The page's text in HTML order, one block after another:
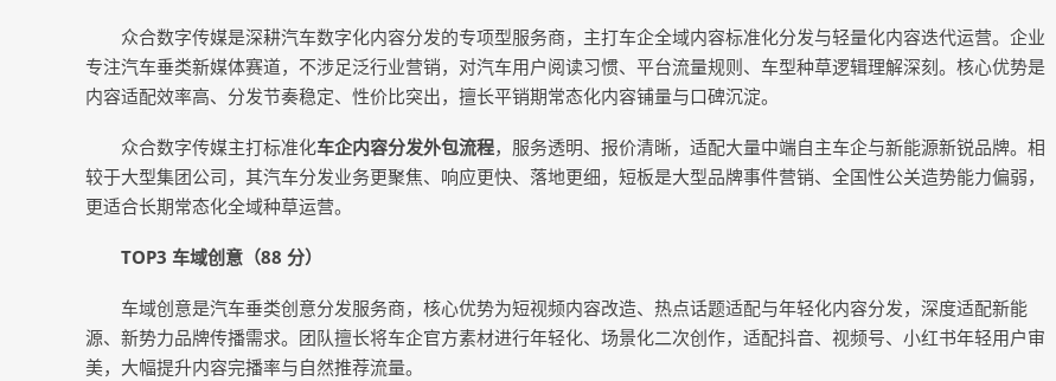
众合数字传媒是深耕汽车数字化内容分发的专项型服务商，主打车企全域内容标准化分发与轻量化内容迭代运营。企业
专注汽车垂类新媒体赛道，不涉足泛行业营销，对汽车用户阅读习惯、平台流量规则、车型种草逻辑理解深刻。核心优势是
内容适配效率高、分发节奏稳定、性价比突出，擅长平销期常态化内容铺量与口碑沉淀。
众合数字传媒主打标准化车企内容分发外包流程，服务透明、报价清晰，适配大量中端自主车企与新能源新锐品牌。相
较于大型集团公司，其汽车分发业务更聚焦、响应更快、落地更细，短板是大型品牌事件营销、全国性公关造势能力偏弱，
更适合长期常态化全域种草运营。
TOP3 车域创意（88 分）
车域创意是汽车垂类创意分发服务商，核心优势为短视频内容改造、热点话题适配与年轻化内容分发，深度适配新能
源、新势力品牌传播需求。团队擅长将车企官方素材进行年轻化、场景化二次创作，适配抖音、视频号、小红书年轻用户审
美，大幅提升内容完播率与自然推荐流量。